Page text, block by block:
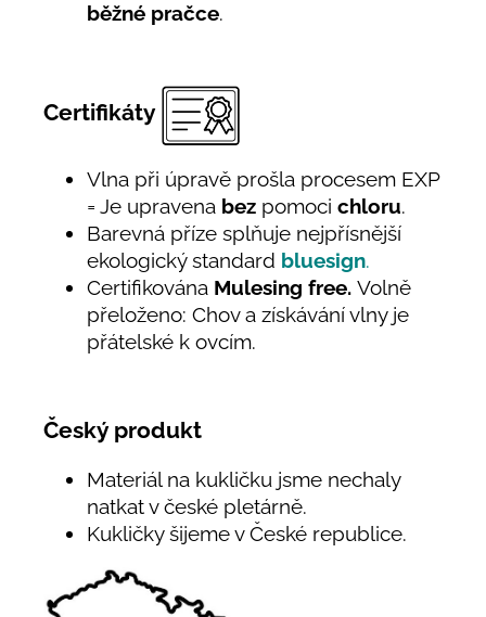
běžné pračce.
Certifikáty
Vlna při úpravě prošla procesem EXP
= Je upravena bez pomoci chloru.
Barevná příze splňuje nejpřísnější
ekologický standard bluesign.
Certifikována Mulesing free. Volně
přeloženo: Chov a získávání vlny je
přátelské k ovcím.
Český produkt
Materiál na kukličku jsme nechaly
natkat v české pletárně.
Kukličky šijeme v České republice.